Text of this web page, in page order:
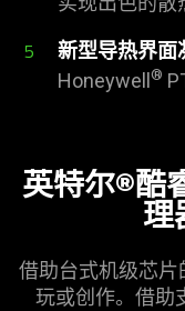
5 新型导热界面
Honeywell ®
英特尔®酷
理
借助台式机级芯
玩或创作。借助